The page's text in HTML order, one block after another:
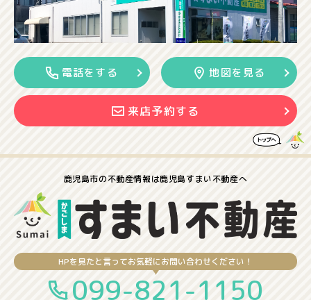
電話をする 地図を見る
来店予約する
鹿児島市の不動産情報は鹿児島すまい不動産へ
HPを見たと言ってお気軽にお問い合わせください！
099-821-1150